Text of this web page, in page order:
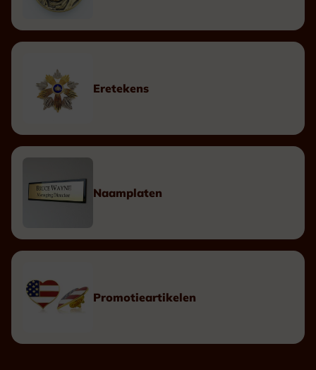
Eretekens
Naamplaten
Promotieartikelen